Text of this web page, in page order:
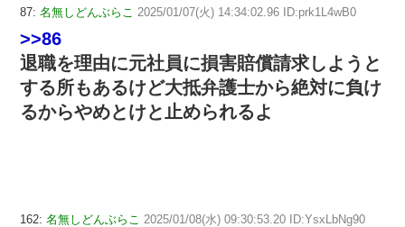
87: 名無しどんぶらこ 2025/01/07(火) 14:34:02.96 ID:prk1L4wB0
>>86
退職を理由に元社員に損害賠償請求しようと
する所もあるけど大抵弁護士から絶対に負け
るからやめとけと止められるよ
162: 名無しどんぶらこ 2025/01/08(水) 09:30:53.20 ID:YsxLbNg90